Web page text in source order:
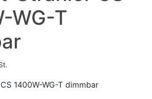
WG-T
1400W-WG-T dimmbar